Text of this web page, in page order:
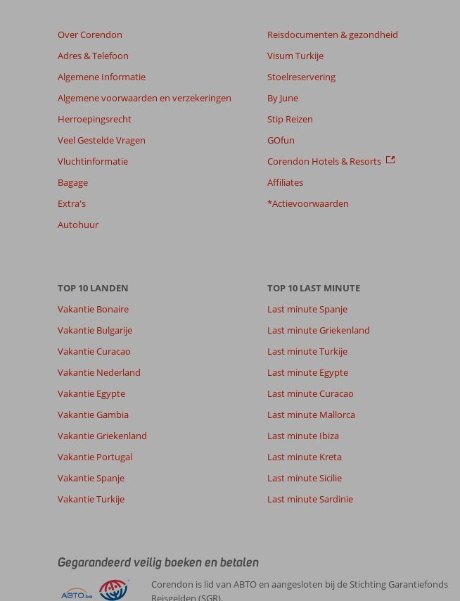
worden
meer
weergegeven
de
relevantie
de
getoonde
Over Corendon
Adres & Telefoon
Algemene Informatie
Algemene voorwaarden en verzekeringen
Herroepingsrecht
Veel Gestelde Vragen
Vluchtinformatie
Bagage
Extra's
Autohuur
Reisdocumenten & gezondheid
Visum Turkije
Stoelreservering
By June
Stip Reizen
GOfun
Corendon Hotels & Resorts
Affiliates
*Actievoorwaarden
TOP 10 LANDEN
Vakantie Bonaire
Vakantie Bulgarije
Vakantie Curacao
Vakantie Nederland
Vakantie Egypte
Vakantie Gambia
Vakantie Griekenland
Vakantie Portugal
Vakantie Spanje
Vakantie Turkije
TOP 10 LAST MINUTE
Last minute Spanje
Last minute Griekenland
Last minute Turkije
Last minute Egypte
Last minute Curacao
Last minute Mallorca
Last minute Ibiza
Last minute Kreta
Last minute Sicilie
Last minute Sardinie
Gegarandeerd veilig boeken en betalen
Corendon is lid van ABTO en aangesloten bij de Stichting Garantiefonds
Reisgelden (SGR).